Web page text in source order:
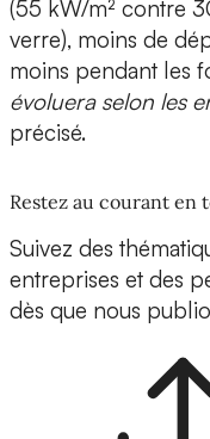
(55 kW/m² contre
verre), moins de
moins pendant les
évoluera selon les
précisé.
Restez au courant en
Suivez des
entreprises et des
dès que nous